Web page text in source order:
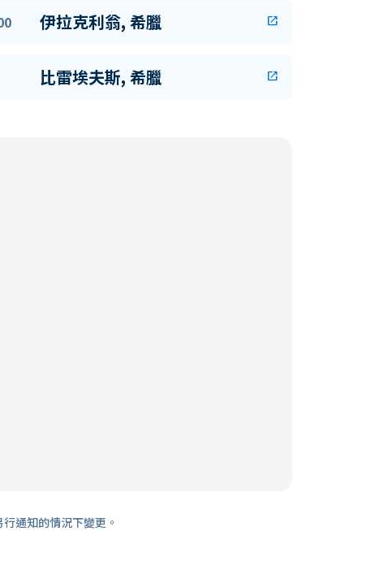
伊拉克利翁, 希臘 open_in_new
比雷埃夫斯, 希臘 open_in_new
通知的情況下變更。